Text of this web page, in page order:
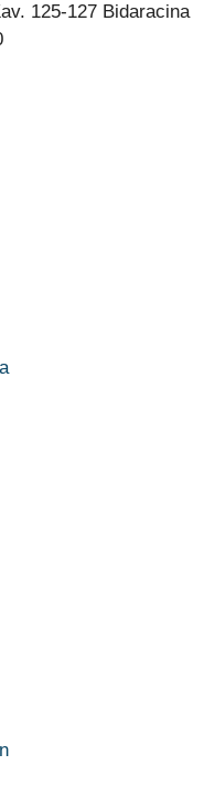
125-127 Bidaracina